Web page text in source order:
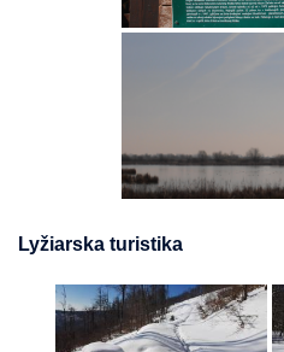
Lyžiarska turistika